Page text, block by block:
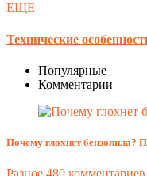
ЕЩЕ
Технические
Популярные
Комментарии
Почему глохнет бензопила?